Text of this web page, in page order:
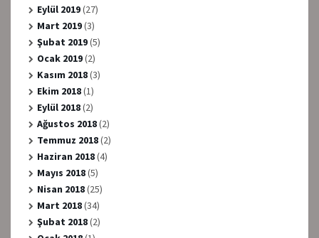
Eylül 2019(27)
Mart 2019(3)
Şubat 2019(5)
Ocak 2019(2)
Kasım 2018(3)
Ekim 2018(1)
Eylül 2018(2)
Ağustos 2018(2)
Temmuz 2018(2)
Haziran 2018(4)
Mayıs 2018(5)
Nisan 2018(25)
Mart 2018(34)
Şubat 2018(2)